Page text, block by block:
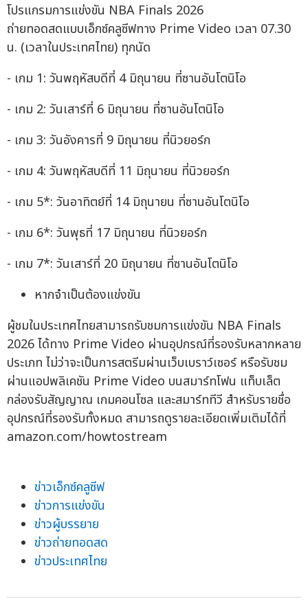
โปรแกรมการแข่งขัน NBA Finals 2026
ถ่ายทอดสดแบบเอ็กซ์คลูซีฟทาง Prime Video เวลา 07.30
น. (เวลาในประเทศไทย) ทุกนัด
- เกม 1: วันพฤหัสบดีที่ 4 มิถุนายน ที่ซานอันโตนิโอ
- เกม 2: วันเสาร์ที่ 6 มิถุนายน ที่ซานอันโตนิโอ
- เกม 3: วันอังคารที่ 9 มิถุนายน ที่นิวยอร์ก
- เกม 4: วันพฤหัสบดีที่ 11 มิถุนายน ที่นิวยอร์ก
- เกม 5*: วันอาทิตย์ที่ 14 มิถุนายน ที่ซานอันโตนิโอ
- เกม 6*: วันพุธที่ 17 มิถุนายน ที่นิวยอร์ก
- เกม 7*: วันเสาร์ที่ 20 มิถุนายน ที่ซานอันโตนิโอ
หากจำเป็นต้องแข่งขัน
ผู้ชมในประเทศไทยสามารถรับชมการแข่งขัน NBA Finals
2026 ได้ทาง Prime Video ผ่านอุปกรณ์ที่รองรับหลากหลาย
ประเภท ไม่ว่าจะเป็นการสตรีมผ่านเว็บเบราว์เซอร์ หรือรับชม
ผ่านแอปพลิเคชัน Prime Video บนสมาร์ทโฟน แท็บเล็ต
กล่องรับสัญญาณ เกมคอนโซล และสมาร์ททีวี สำหรับรายชื่อ
อุปกรณ์ที่รองรับทั้งหมด สามารถดูรายละเอียดเพิ่มเติมได้ที่
amazon.com/howtostream
ข่าวเอ็กซ์คลูซีฟ
ข่าวการแข่งขัน
ข่าวผู้บรรยาย
ข่าวถ่ายทอดสด
ข่าวประเทศไทย